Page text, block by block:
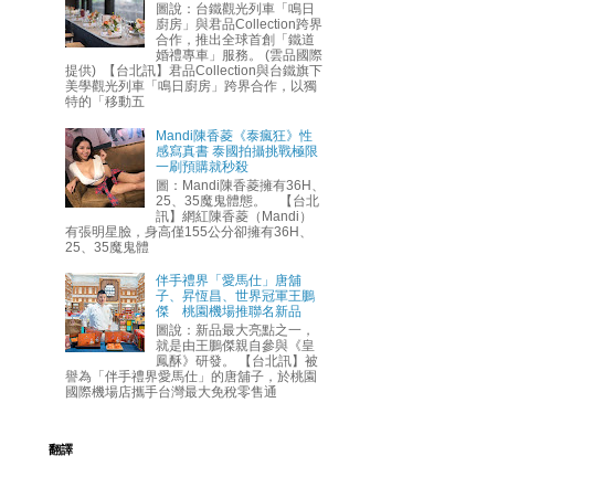
圖說：台鐵觀光列車「鳴日
廚房」與君品Collection跨界
合作，推出全球首創「鐵道
婚禮專車」服務。 (雲品國際
提供) 【台北訊】君品Collection與台鐵旗下
美學觀光列車「鳴日廚房」跨界合作，以獨
特的「移動五
Mandi陳香菱《泰瘋狂》性
感寫真書 泰國拍攝挑戰極限
一刷預購就秒殺
圖：Mandi陳香菱擁有36H、
25、35魔鬼體態。 【台北
訊】網紅陳香菱（Mandi）
有張明星臉，身高僅155公分卻擁有36H、
25、35魔鬼體
伴手禮界「愛馬仕」唐舖
子、昇恆昌、世界冠軍王鵬
傑 桃園機場推聯名新品
圖說：新品最大亮點之一，
就是由王鵬傑親自參與《皇
鳳酥》研發。 【台北訊】被
譽為「伴手禮界愛馬仕」的唐舖子，於桃園
國際機場店攜手台灣最大免稅零售通
翻譯